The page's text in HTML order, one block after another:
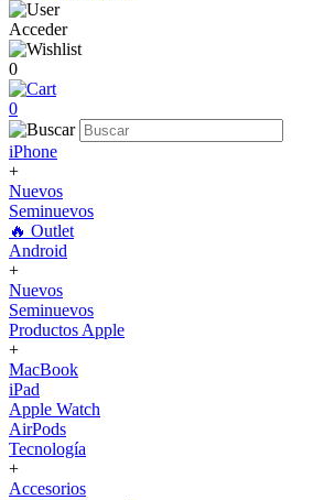
Acceder
0
0
iPhone
+
Nuevos
Seminuevos
🔥 Outlet
Android
+
Nuevos
Seminuevos
Productos Apple
+
MacBook
iPad
Apple Watch
AirPods
Tecnología
+
Accesorios